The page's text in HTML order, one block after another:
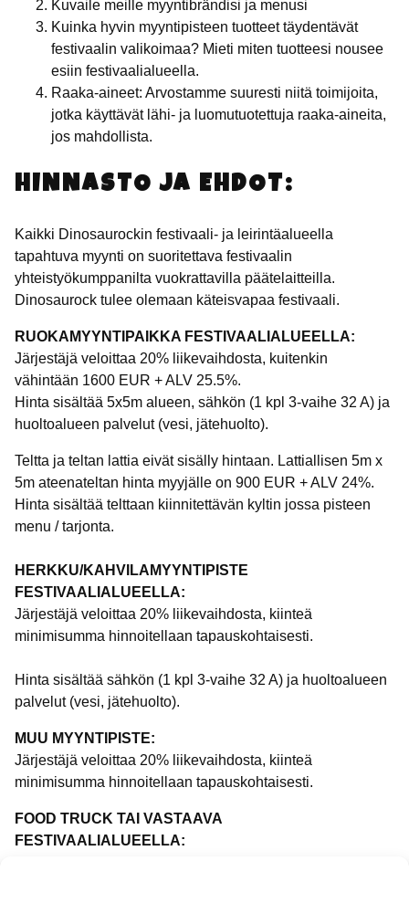
Kuvaile meille myyntibrändisi ja menusi
Kuinka hyvin myyntipisteen tuotteet täydentävät
festivaalin valikoimaa? Mieti miten tuotteesi nousee
esiin festivaalialueella.
Raaka-aineet: Arvostamme suuresti niitä toimijoita,
jotka käyttävät lähi- ja luomutuotettuja raaka-aineita,
jos mahdollista.
HINNASTO JA EHDOT:
Kaikki Dinosaurockin festivaali- ja leirintäalueella
tapahtuva myynti on suoritettava festivaalin
yhteistyökumppanilta vuokrattavilla päätelaitteilla.
Dinosaurock tulee olemaan käteisvapaa festivaali.
RUOKAMYYNTIPAIKKA FESTIVAALIALUEELLA:
Järjestäjä veloittaa 20% liikevaihdosta, kuitenkin
vähintään 1600 EUR + ALV 25.5%.
Hinta sisältää 5x5m alueen, sähkön (1 kpl 3-vaihe 32 A) ja
huoltoalueen palvelut (vesi, jätehuolto).
Teltta ja teltan lattia eivät sisälly hintaan. Lattiallisen 5m x
5m ateenateltan hinta myyjälle on 900 EUR + ALV 24%.
Hinta sisältää telttaan kiinnitettävän kyltin jossa pisteen
menu / tarjonta.
HERKKU/KAHVILAMYYNTIPISTE
FESTIVAALIALUEELLA:
Järjestäjä veloittaa 20% liikevaihdosta, kiinteä
minimisumma hinnoitellaan tapauskohtaisesti.
Hinta sisältää sähkön (1 kpl 3-vaihe 32 A) ja huoltoalueen
palvelut (vesi, jätehuolto).
MUU MYYNTIPISTE:
Järjestäjä veloittaa 20% liikevaihdosta, kiinteä
minimisumma hinnoitellaan tapauskohtaisesti.
FOOD TRUCK TAI VASTAAVA
FESTIVAALIALUEELLA: